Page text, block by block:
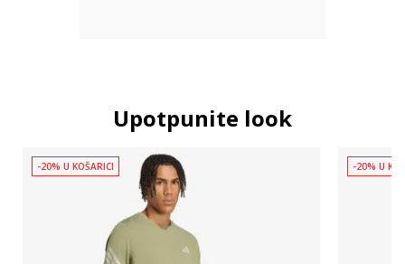
Upotpunite look
-20% U KOŠARICI -20% U